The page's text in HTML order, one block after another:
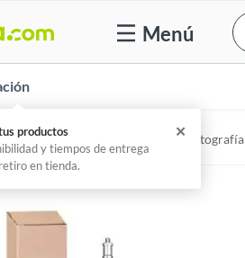
Menú
- Camaras y accesorios de fotografía